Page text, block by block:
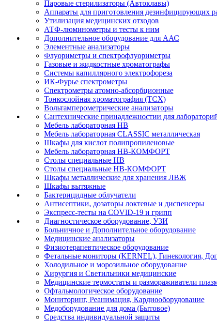
Паровые стерилизаторы (Автоклавы)
Аппараты для приготовления дезинфицирующих
Утилизация медицинских отходов
АТФ-люминометры и тесты к ним
Дополнительное оборудование для ААС
Элементные анализаторы
Флуориметры и спектрофлуориметры
Газовые и жидкостные хроматографы
Системы капиллярного электрофореза
ИК-Фурье спектрометры
Спектрометры атомно-абсорбционные
Тонкослойная хроматография (ТСХ)
Вольтамперометрические анализаторы
Сантехнические принадлежностии для
Мебель лабораторная НВ
Мебель лабораторная CLASSIC металлическая
Шкафы для кислот полипропиленовые
Мебель лабораторная НВ-КОМФОРТ
Столы специальные НВ
Столы специальные НВ-КОМФОРТ
Шкафы металлические для хранения ЛВЖ
Шкафы вытяжные
Бактерицидные облучатели
Антисептики, дозаторы локтевые и диспенсеры
Экспресс-тесты на COVID-19 и грипп
Диагностическое оборудование, УЗИ
Больничное и Дополнительное оборудование
Медицинские анализаторы
Физиотерапевтическое оборудование
Фетальные мониторы (KERNEL), Гинекология,
Холодильное и морозильное оборудование
Хирургия и Светильники медицинские
Медицинские термостаты и размораживатели
Офтальмологическое оборудование
Мониторинг, Реанимация, Кардиооборудование
Медоборудование для дома (Бытовое)
Средства индивидуальной защиты